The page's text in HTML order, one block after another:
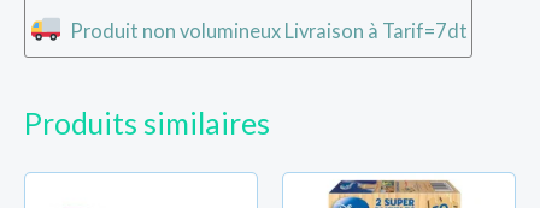
Produit non volumineux Livraison à Tarif=7dt
Produits similaires